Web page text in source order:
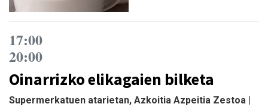
17:00
20:00
Oinarrizko elikagaien bilketa
Supermerkatuen atarietan, Azkoitia Azpeitia Zestoa |